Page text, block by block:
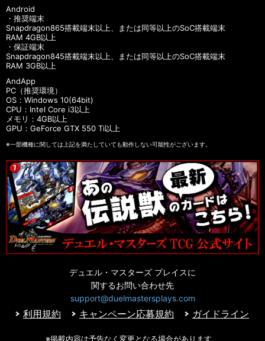
Android
・推奨端末
Snapdragon865搭載端末以上、または同等以上のSoC搭載端末
RAM 4GB以上
・保証端末
Snapdragon845搭載端末以上、または同等以上のSoC搭載端末
RAM 3GB以上
AndApp
PC（推奨環境）
OS：Windows 10(64bit)
CPU：Intel Core i3以上
メモリ：4GB以上
GPU：GeForce GTX 550 Ti以上
※一部機種に関しては上記を満たしていても動作しない可能性がございます。
デュエル・マスターズ プレイスに
関するお問い合わせ先
support@duelmastersplays.com
利用規約 キャンペーン応募規約 ガイドライン
※掲載内容は予告なく変更となる場合があります。